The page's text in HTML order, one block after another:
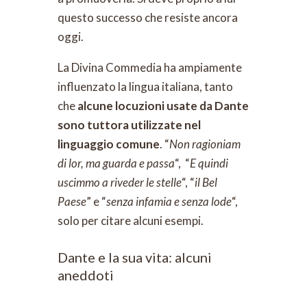
questo successo che resiste ancora
oggi.
La Divina Commedia ha ampiamente
influenzato la lingua italiana, tanto
chealcune locuzioni usate da Dante
sono tuttora utilizzate nel
linguaggio comune. “Non ragioniam
di lor, ma guarda e passa“, “E quindi
uscimmo a riveder le stelle“, “il Bel
Paese” e “senza infamia e senza lode“,
solo per citare alcuni esempi.
Dante e la sua vita: alcuni
aneddoti